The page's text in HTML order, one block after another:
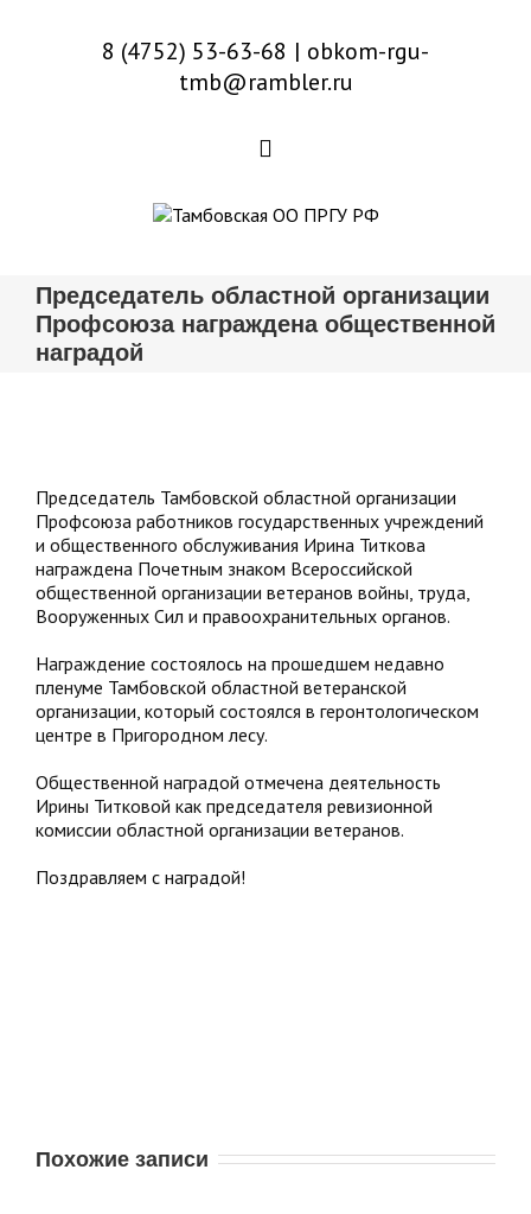
8 (4752) 53-63-68 | obkom-rgu-
tmb@rambler.ru
Председатель областной организации
Профсоюза награждена общественной
наградой
Председатель Тамбовской областной организации
Профсоюза работников государственных учреждений
и общественного обслуживания Ирина Титкова
награждена Почетным знаком Всероссийской
общественной организации ветеранов войны, труда,
Вооруженных Сил и правоохранительных органов.
Награждение состоялось на прошедшем недавно
пленуме Тамбовской областной ветеранской
организации, который состоялся в геронтологическом
центре в Пригородном лесу.
Общественной наградой отмечена деятельность
Ирины Титковой как председателя ревизионной
комиссии областной организации ветеранов.
Поздравляем с наградой!
Похожие записи